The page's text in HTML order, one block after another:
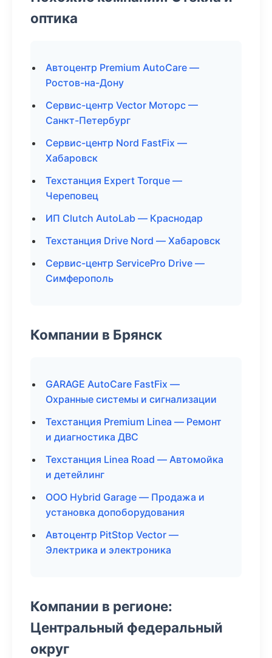
оптика
Автоцентр Premium AutoCare —
Ростов-на-Дону
Сервис-центр Vector Моторс —
Санкт-Петербург
Сервис-центр Nord FastFix —
Хабаровск
Техстанция Expert Torque —
Череповец
ИП Clutch AutoLab — Краснодар
Техстанция Drive Nord — Хабаровск
Сервис-центр ServicePro Drive —
Симферополь
Компании в Брянск
GARAGE AutoCare FastFix —
Охранные системы и сигнализации
Техстанция Premium Linea — Ремонт
и диагностика ДВС
Техстанция Linea Road — Автомойка
и детейлинг
ООО Hybrid Garage — Продажа и
установка допоборудования
Автоцентр PitStop Vector —
Электрика и электроника
Компании в регионе:
Центральный федеральный
округ